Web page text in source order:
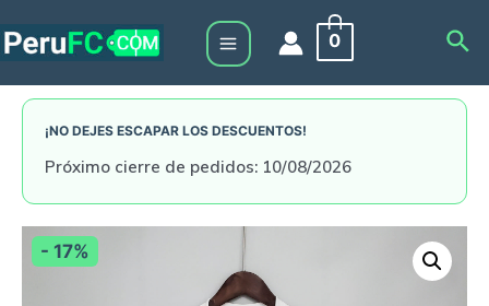
to
Main
Menu
0
¡NO DEJES ESCAPAR LOS DESCUENTOS!
Próximo cierre de pedidos: 10/08/2026
- 17%